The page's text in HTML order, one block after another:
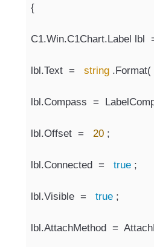
{
C1.Win.C1Chart.Label lbl
lbl.Text  = string .Format(
lbl.Compass  =
lbl.Offset  = 20 ;
lbl.Connected  = true ;
lbl.Visible  = true ;
lbl.AttachMethod  =